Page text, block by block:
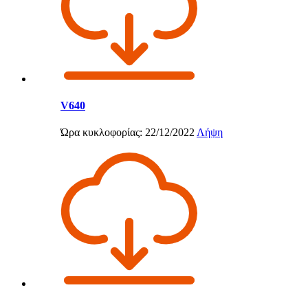
V640
Ώρα κυκλοφορίας: 22/12/2022 Λήψη